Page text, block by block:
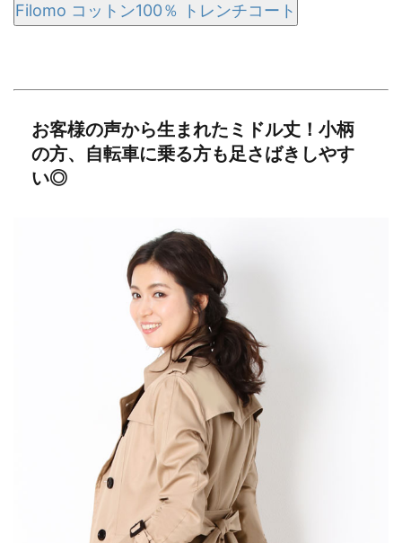
Filomo コットン100％ トレンチコート
お客様の声から生まれたミドル丈！小柄
の方、自転車に乗る方も足さばきしやす
い◎